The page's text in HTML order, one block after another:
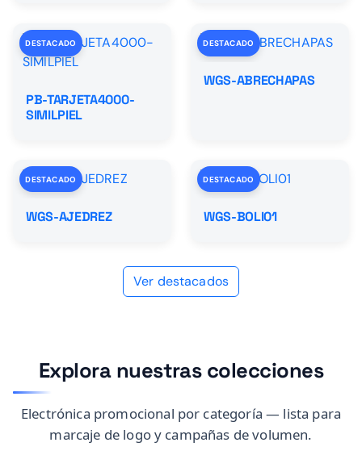
DESTACADO
PB-TARJETA4000-
SIMILPIEL
DESTACADO
WGS-ABRECHAPAS
DESTACADO
WGS-AJEDREZ
DESTACADO
WGS-BOLI01
Ver destacados
Explora nuestras colecciones
Electrónica promocional por categoría — lista para
marcaje de logo y campañas de volumen.